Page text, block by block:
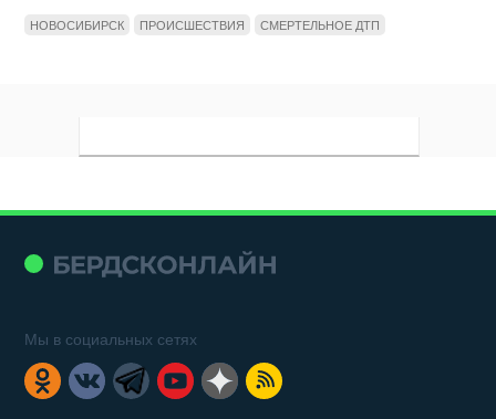
НОВОСИБИРСК ПРОИСШЕСТВИЯ СМЕРТЕЛЬНОЕ ДТП
Мы в социальных сетях